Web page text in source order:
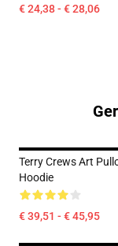
€ 24,38 - € 28,06
Terry Crews Art
Hoodie
€ 39,51 - € 45,95